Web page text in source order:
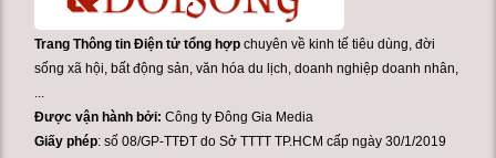
Trang Thông tin Điện tử tổng hợp chuyên về kinh tế tiêu dùng, đời
sống xã hội, bất động sản, văn hóa du lịch, doanh nghiệp doanh nhân,
...
Được vận hành bởi:Công ty Đông Gia Media
Giấy phép: số 08/GP-TTĐT do Sở TTTT TP.HCM cấp ngày 30/1/2019